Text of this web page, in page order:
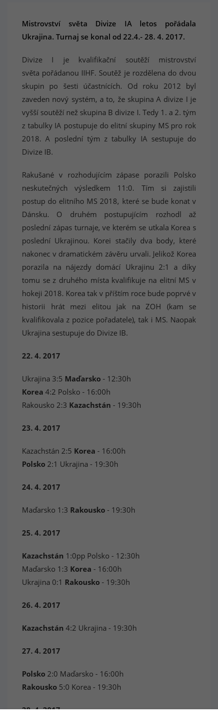
Mistrovství světa Divize IA letos pořádala
Ukrajina. Turnaj se konal od 22.4.- 28. 4. 2017.
Divize I je kvalifikační soutěží mistrovství
světa pořádanou IIHF. Soutěž je rozdělena do dvou
skupin po šesti účastnících. Od roku 2012 byl
zaveden nový systém, a to, že skupina A divize I je
vyšší soutěží než skupina B divize I. Tedy 1. a 2. tým
z tabulky IA postupuje do elitní skupiny MS pro rok
2018. A poslední tým z tabulky IA sestupuje do
Divize IB.
Rakušané v rozhodujícím zápase porazili Polsko
neskutečných výsledkem 11:0. Tím si zajistili
postup do elitního MS 2018, které se bude konat v
Dánsku. O druhém postupujícím rozhodl až
poslední zápas turnaje, ve kterém se utkala Korea s
poslední Ukrajinou. Korei stačily dva body, které
nakonec v dramatickém závěru urvali. Jelikož Korea
porazila na nájezdy domácí Ukrajinu 2:1 a díky
tomu se z druhého místa kvalifikuje na elitní MS v
hokeji 2018. Korea tak v příštím roce bude poprvé v
historii hrát mezi elitou jak na ZOH (kam se
kvalifikovala z pozice pořadatele), tak i MS. Naopak
Ukrajina sestupuje do Divize IB.
22. 4. 2017
Ukrajina 3:5 Maďarsko - 12:30h
Korea 4:2 Polsko - 16:00h
Rakousko 2:3 Kazachstán - 19:30h
23. 4. 2017
Kazachstán 2:5 Korea - 16:00h
Polsko 2:1 Ukrajina - 19:30h
24. 4. 2017
Maďarsko 1:3 Rakousko - 19:30h
25. 4. 2017
Kazachstán 1:0pp Polsko - 12:30h
Maďarsko 1:3 Korea - 16:00h
Ukrajina 0:1 Rakousko - 19:30h
26. 4. 2017
Kazachstán 4:2 Ukrajina - 19:30h
27. 4. 2017
Polsko 2:0 Maďarsko - 16:00h
Rakousko 5:0 Korea - 19:30h
28. 4. 2017